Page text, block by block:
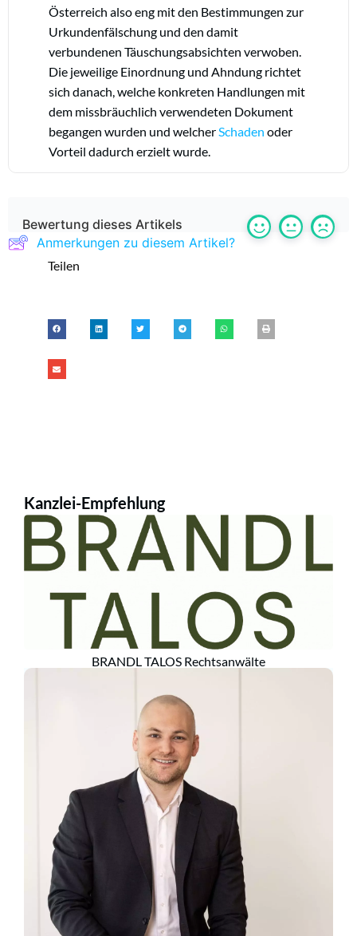
Österreich also eng mit den Bestimmungen zur
Urkundenfälschung und den damit
verbundenen Täuschungsabsichten verwoben.
Die jeweilige Einordnung und Ahndung richtet
sich danach, welche konkreten Handlungen mit
dem missbräuchlich verwendeten Dokument
begangen wurden und welcher Schaden oder
Vorteil dadurch erzielt wurde.
Bewertung dieses Artikels
Anmerkungen zu diesem Artikel?
Teilen
Kanzlei-Empfehlung
BRANDL TALOS Rechtsanwälte